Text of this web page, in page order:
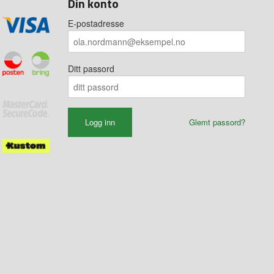
E-postadresse
Ditt passord
Glemt passord?